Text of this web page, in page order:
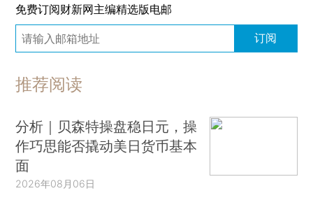
免费订阅财新网主编精选版电邮
订阅
推荐阅读
分析｜贝森特操盘稳日元，操
作巧思能否撬动美日货币基本
面
2026年08月06日